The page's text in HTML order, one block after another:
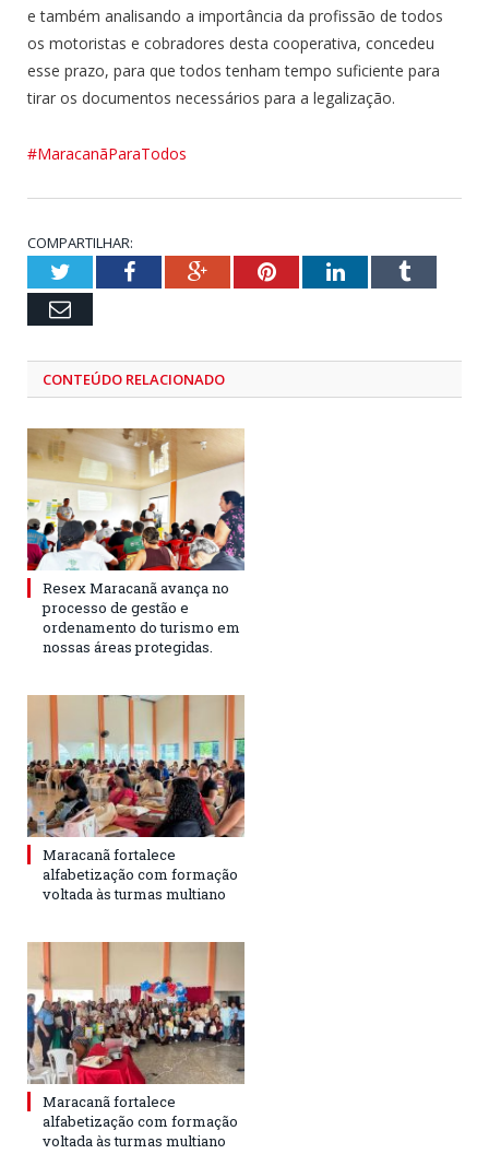
e também analisando a importância da profissão de todos
os motoristas e cobradores desta cooperativa, concedeu
esse prazo, para que todos tenham tempo suficiente para
tirar os documentos necessários para a legalização.
#MaracanãParaTodos
COMPARTILHAR:
TwitterFacebookGoogle+PinterestLinkedInTumblr
Email
CONTEÚDO RELACIONADO
Resex Maracanã avança no
processo de gestão e
ordenamento do turismo em
nossas áreas protegidas.
Maracanã fortalece
alfabetização com formação
voltada às turmas multiano
Maracanã fortalece
alfabetização com formação
voltada às turmas multiano